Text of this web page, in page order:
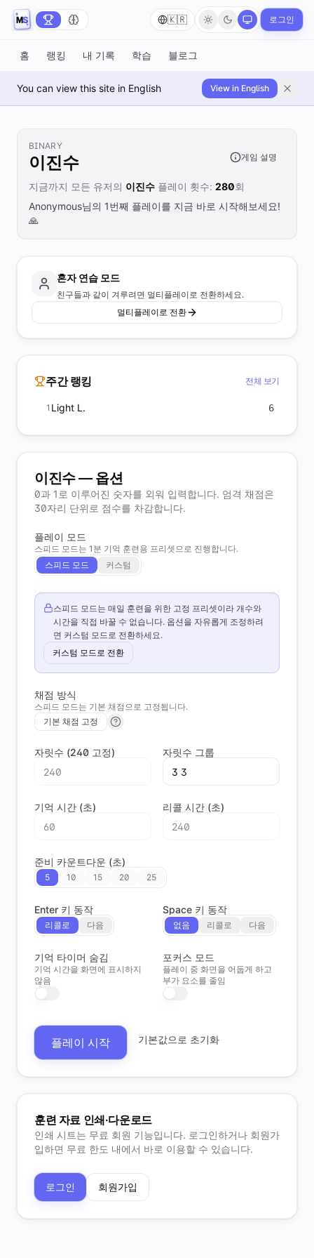
🇰🇷 로그인
홈 랭킹 내 기록 학습 블로그
You can view this site in English View in English
BINARY
이진수 게임 설명
지금까지 모든 유저의 이진수 플레이 횟수: 280회
Anonymous님의 1번째 플레이를 지금 바로 시작해보세요!
🙏
혼자 연습 모드
친구들과 같이 겨루려면 멀티플레이로 전환하세요.
멀티플레이로 전환
주간 랭킹 전체 보기
1 Light L. 6
이진수 — 옵션
0과 1로 이루어진 숫자를 외워 입력합니다. 엄격 채점은
30자리 단위로 점수를 차감합니다.
플레이 모드
스피드 모드는 1분 기억 훈련용 프리셋으로 진행합니다.
스피드 모드
커스텀
스피드 모드는 매일 훈련을 위한 고정 프리셋이라 개수와
시간을 직접 바꿀 수 없습니다. 옵션을 자유롭게 조정하려
면 커스텀 모드로 전환하세요.
커스텀 모드로 전환
채점 방식
스피드 모드는 기본 채점으로 고정됩니다.
기본 채점 고정
자릿수 (240 고정) 자릿수 그룹
기억 시간 (초) 리콜 시간 (초)
준비 카운트다운 (초)
5 10 15 20 25
Enter 키 동작
리콜로 다음
Space 키 동작
없음 리콜로 다음
기억 타이머 숨김
기억 시간을 화면에 표시하지
않음
포커스 모드
플레이 중 화면을 어둡게 하고
부가 요소를 줄임
플레이 시작 기본값으로 초기화
훈련 자료 인쇄·다운로드
인쇄 시트는 무료 회원 기능입니다. 로그인하거나 회원가
입하면 무료 한도 내에서 바로 이용할 수 있습니다.
로그인 회원가입